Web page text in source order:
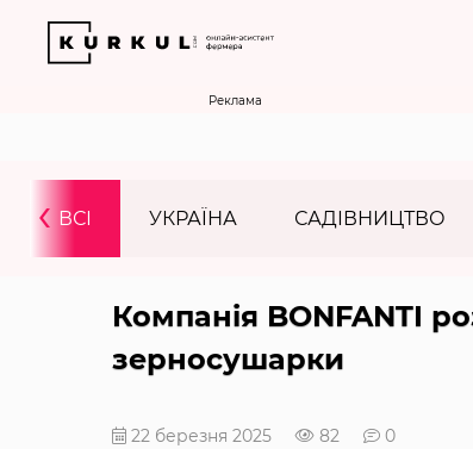
Реклама
ВСІ УКРАЇНА САДІВНИЦТВО
‹
Компанія BONFANTI
зерносушарки
22 березня 2025 82 0